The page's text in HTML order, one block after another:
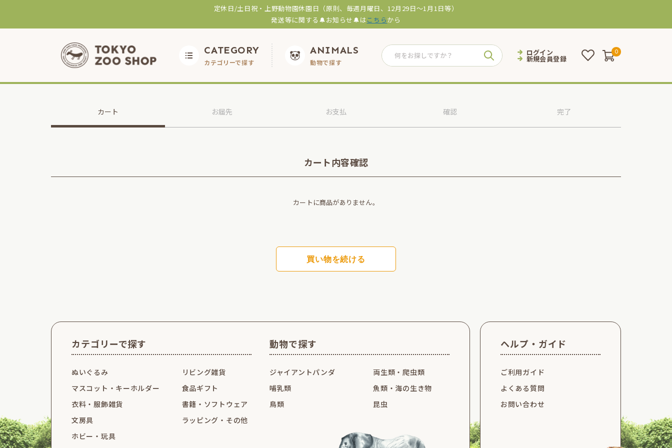
定休日/土日祝・上野動物園休園日（原則、毎週月曜日、12月29日～1月1日等）
発送等に関する🔔お知らせ🔔はこちらから
CATEGORY
カテゴリーで探す
ANIMALS
動物で探す
ログイン
新規会員登録
0
カート お届先 お支払 確認 完了
カート内容確認
カートに商品がありません。
買い物を続ける
カテゴリーで探す
ぬいぐるみ
マスコット・ キーホルダー
衣料・服飾雑貨
文房具
ホビー・玩具
リビング雑貨
食品ギフト
書籍・ソフトウェア
ラッピング・その他
動物で探す
ジャイアントパンダ
哺乳類
鳥類
両生類・爬虫類
魚類・海の生き物
昆虫
ヘルプ・ガイド
ご利用ガイド
よくある質問
お問い合わせ